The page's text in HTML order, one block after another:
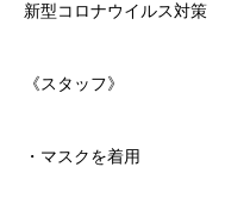
新型コロナウイルス対策
《スタッフ》
・マスクを着用